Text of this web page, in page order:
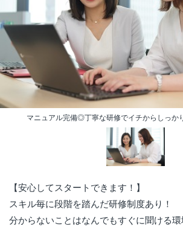
マニュアル完備◎丁寧な研修でイチからしっか
【安心してスタートできます！】
スキル毎に段階を踏んだ研修制度あり！
分からないことはなんでもすぐに聞ける環